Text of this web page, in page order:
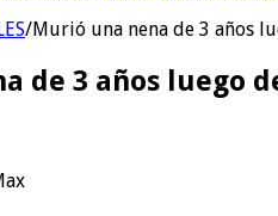
/Murió una nena de 3 años
de 3 años luego